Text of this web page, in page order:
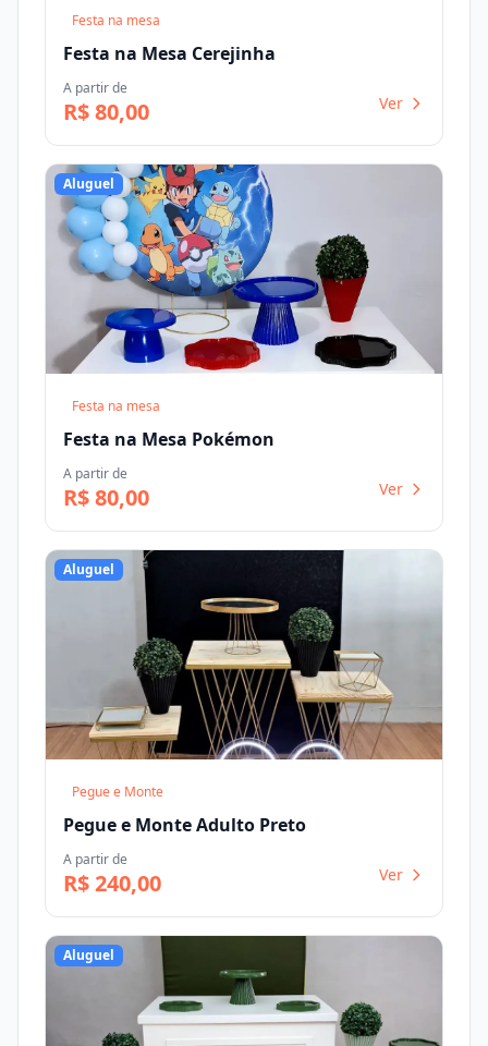
Festa na mesa
Festa na Mesa Cerejinha
A partir de
R$ 80,00 Ver
Aluguel
Festa na mesa
Festa na Mesa Pokémon
A partir de
R$ 80,00 Ver
Aluguel
Pegue e Monte
Pegue e Monte Adulto Preto
A partir de
R$ 240,00 Ver
Aluguel